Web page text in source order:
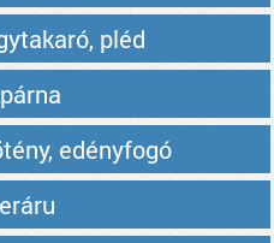
pléd
edényfogó